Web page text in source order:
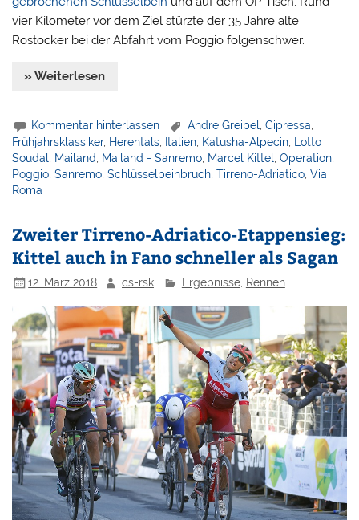
vier Kilometer vor dem Ziel stürzte der 35 Jahre alte
Rostocker bei der Abfahrt vom Poggio folgenschwer.
» Weiterlesen
Kommentar hinterlassen Andre Greipel ,Cipressa
Frühjahrsklassiker, Herentals, Italien, Katusha-Alpecin, Lotto
Soudal, Mailand, Mailand - Sanremo, Marcel Kittel,Operation,
Poggio,Sanremo,Schlüsselbeinbruch,Tirreno-Adriatico,Via
Roma
Zweiter Tirreno-Adriatico-Etappensieg:
Kittel auch in Fano schneller als Sagan
12. März 2018 cs-rsk Ergebnisse, Rennen